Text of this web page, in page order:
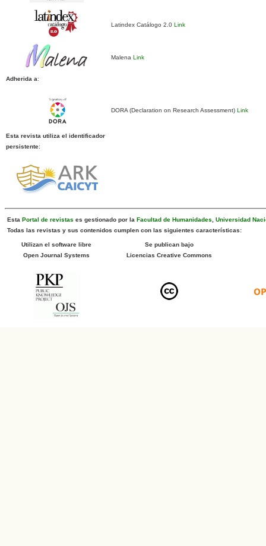
Latindex Catálogo 2.0Link
MalenaLink
Adherida a:
DORA (Declaration on Research Assessment)Link
Esta revista utiliza el identificador
persistente:
Esta Portal de revistas es gestionado por la Facultad de Humanidades, Universidad
Todas las revistas y sus contenidos cumplen con las siguientes características:
Utilizan el software libre
Open Journal Systems
Se publican bajo
Licencias Creative Commons